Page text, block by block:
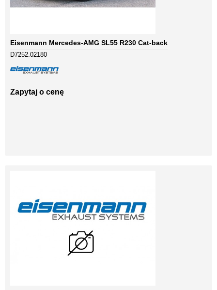
Eisenmann Mercedes-AMG SL55 R230 Cat-back
D7252.02180
Zapytaj o cenę